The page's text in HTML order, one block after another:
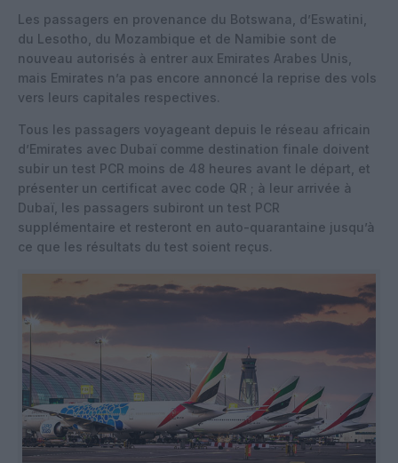
Les passagers en provenance du Botswana, d’Eswatini,
du Lesotho, du Mozambique et de Namibie sont de
nouveau autorisés à entrer aux Emirates Arabes Unis,
mais Emirates n’a pas encore annoncé la reprise des vols
vers leurs capitales respectives.
Tous les passagers voyageant depuis le réseau africain
d’Emirates avec Dubaï comme destination finale doivent
subir un test PCR moins de 48 heures avant le départ, et
présenter un certificat avec code QR ; à leur arrivée à
Dubaï, les passagers subiront un test PCR
supplémentaire et resteront en auto-quarantaine jusqu’à
ce que les résultats du test soient reçus.